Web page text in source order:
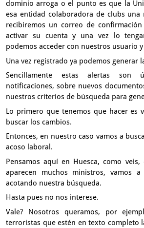
dominio arroga o el punto es que la
esa entidad colaboradora de clubs
recibiremos un correo de
activar su cuentay una vez lo
podemos acceder con nuestros usuario
Una vez registrado ya podemos generar
Sencillamente estas alertas son
notificaciones, sobre nuevos
nuestros criterios de búsqueda para
Lo primero que tenemos que hacer es
buscar los cambios.
Entonces, en nuestro caso vamos a
acoso laboral.
Pensamos aquí en Huesca,como veis,
aparecen muchos ministros, vamos
acotando nuestra búsqueda.
Hasta pues no nos interese.
Vale? Nosotros queramos, por
terroristas que estén en texto completo